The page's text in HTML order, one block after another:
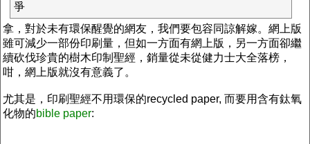
爭
拿，對於未有環保醒覺的網友，我們要包容同諒解嫁。網上版
雖可減少一部份印刷量，但如一方面有網上版，另一方面卻繼
續砍伐珍貴的樹木印制聖經，銷量從未從健力士大全落榜，
咁，網上版就沒有意義了。
尤其是，印刷聖經不用環保的recycled paper, 而要用含有鈦氧
化物的bible paper: